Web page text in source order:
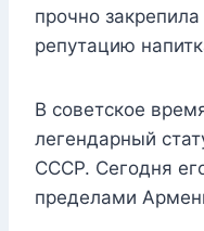
прочно
репутацию
В советское
легендарный
СССР. Сегодня
пределами